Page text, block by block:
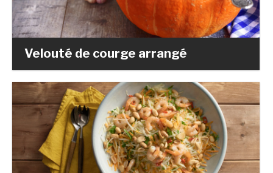
Velouté de courge arrangé